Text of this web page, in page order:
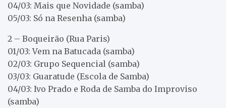
04/03: Mais que Novidade (samba)
05/03: Só na Resenha (samba)
2 – Boqueirão (Rua Paris)
01/03: Vem na Batucada (samba)
02/03: Grupo Sequencial (samba)
03/03: Guaratude (Escola de Samba)
04/03: Ivo Prado e Roda de Samba do Improviso
(samba)